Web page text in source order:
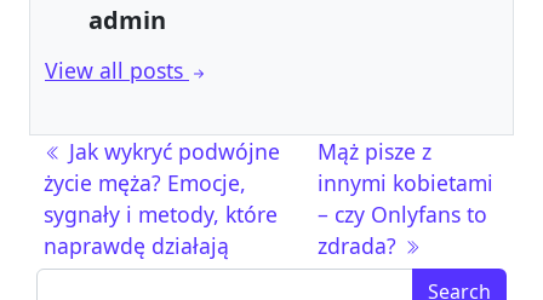
admin
View all posts
Nawigacja wpisu
Jak wykryć podwójne
życie męża? Emocje,
sygnały i metody, które
naprawdę działają
Mąż pisze z
innymi kobietami
– czy Onlyfans to
zdrada?
Search for: